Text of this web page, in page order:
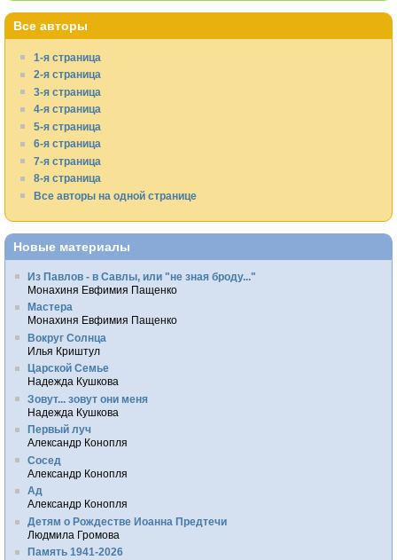
Все авторы
1-я страница
2-я страница
3-я страница
4-я страница
5-я страница
6-я страница
7-я страница
8-я страница
Все авторы на одной странице
Новые материалы
Из Павлов - в Савлы, или "не зная броду..."
Монахиня Евфимия Пащенко
Мастера
Монахиня Евфимия Пащенко
Вокруг Солнца
Илья Криштул
Царской Семье
Надежда Кушкова
Зовут... зовут они меня
Надежда Кушкова
Первый луч
Александр Конопля
Сосед
Александр Конопля
Ад
Александр Конопля
Детям о Рождестве Иоанна Предтечи
Людмила Громова
Память 1941-2026